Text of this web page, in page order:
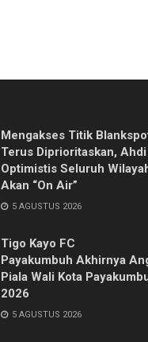
Mengakses Titik
Terus Diprioritaskan, Ahdi
Optimistis Seluruh
Akan “On Air”
5 AGUSTUS 2026
Tigo Kayo FC
Payakumbuh Akhirnya
Piala Wali Kota
2026
5 AGUSTUS 2026